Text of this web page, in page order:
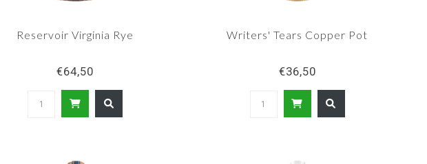
Reservoir Virginia Rye
€64,50
Writers' Tears Copper Pot
€36,50